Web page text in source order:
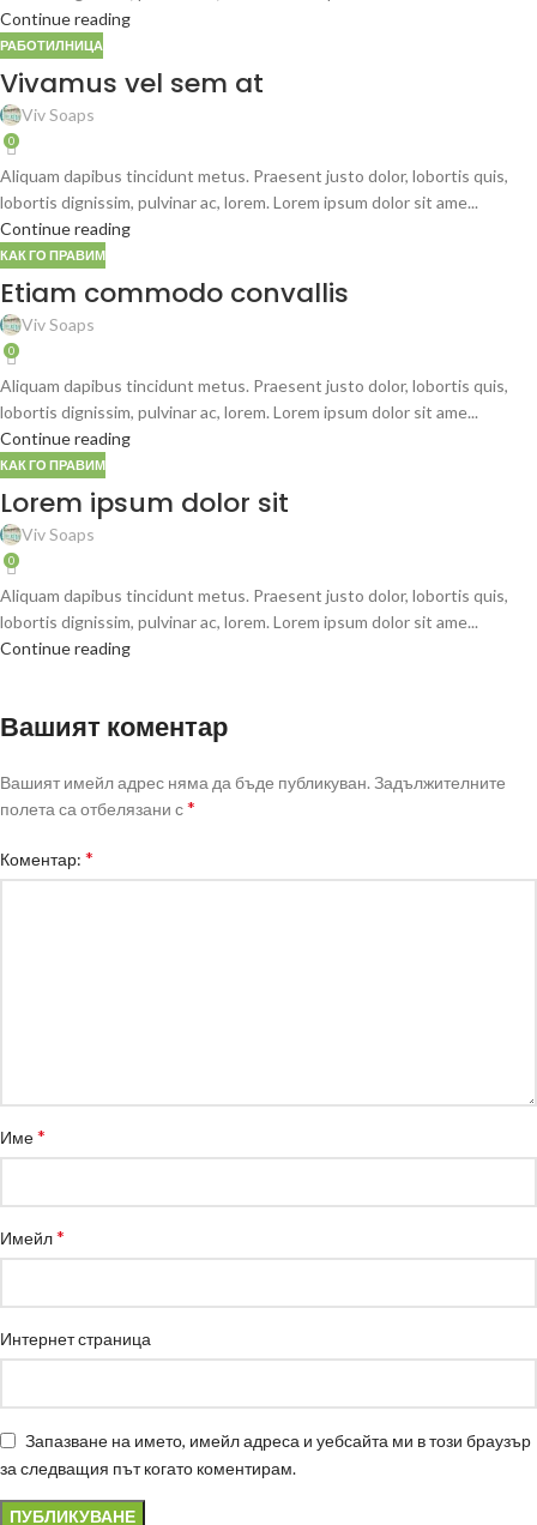
Continue reading
РАБОТИЛНИЦА
Vivamus vel sem at
Viv Soaps
0
Aliquam dapibus tincidunt metus. Praesent justo dolor, lobortis quis,
lobortis dignissim, pulvinar ac, lorem. Lorem ipsum dolor sit ame...
Continue reading
КАК ГО ПРАВИМ
Etiam commodo convallis
Viv Soaps
0
Aliquam dapibus tincidunt metus. Praesent justo dolor, lobortis quis,
lobortis dignissim, pulvinar ac, lorem. Lorem ipsum dolor sit ame...
Continue reading
КАК ГО ПРАВИМ
Lorem ipsum dolor sit
Viv Soaps
0
Aliquam dapibus tincidunt metus. Praesent justo dolor, lobortis quis,
lobortis dignissim, pulvinar ac, lorem. Lorem ipsum dolor sit ame...
Continue reading
Вашият коментар
Вашият имейл адрес няма да бъде публикуван. Задължителните
полета са отбелязани с*
Коментар: *
Име*
Имейл*
Интернет страница
Запазване на името, имейл адреса и уебсайта ми в този браузър
за следващия път когато коментирам.